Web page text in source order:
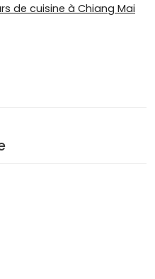
de cuisine à Chiang Mai